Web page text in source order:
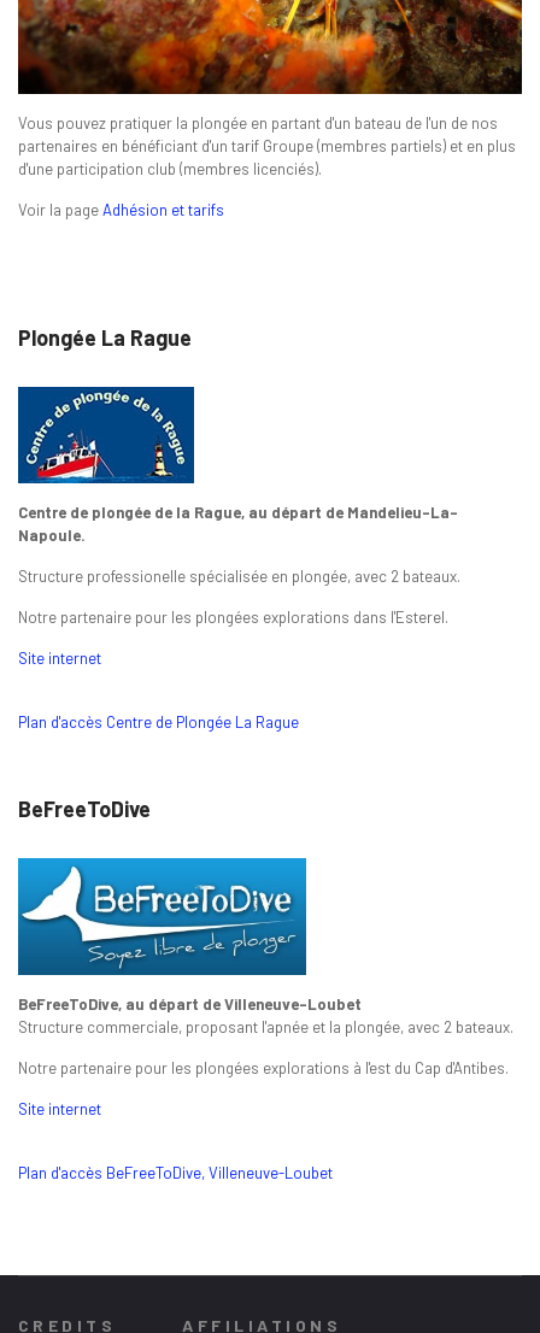
Vous pouvez pratiquer la plongée en partant d'un bateau de l'un de nos
partenaires en bénéficiant d'un tarif Groupe (membres partiels) et en plus
d'une participation club (membres licenciés).
Voir la pageAdhésion et tarifs
Plongée La Rague
Centre de plongée de la Rague, au départ de Mandelieu-La-
Napoule.
Structure professionelle spécialisée en plongée, avec 2 bateaux.
Notre partenaire pour les plongées explorations dans l'Esterel.
Site internet
Plan d'accès Centre de Plongée La Rague
BeFreeToDive
BeFreeToDive, au départ de Villeneuve-Loubet
Structure commerciale, proposant l'apnée et la plongée, avec 2 bateaux.
Notre partenaire pour les plongées explorations à l'est du Cap d'Antibes.
Site internet
Plan d'accès BeFreeToDive, Villeneuve-Loubet
CREDITS AFFILIATIONS